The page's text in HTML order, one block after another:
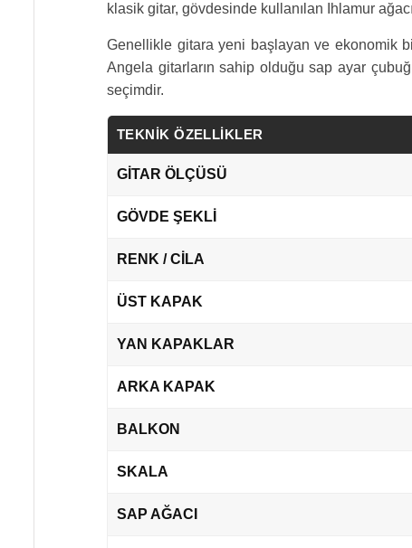
klasik gitar, gövdesinde kullanılan Ihlamur
Genellikle gitara yeni başlayan ve ekonomik
Angela gitarların sahip olduğu sap ayar
seçimdir.
TEKNİK ÖZELLİKLER
GİTAR ÖLÇÜSÜ
GÖVDE ŞEKLİ
RENK / CİLA
ÜST KAPAK
YAN KAPAKLAR
ARKA KAPAK
BALKON
SKALA
SAP AĞACI